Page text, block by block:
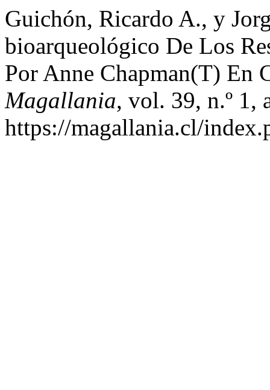
Guichón, Ricardo A., y
bioarqueológico De Los
Por Anne Chapman(T) En
Magallania, vol. 39, n.º 1,
https://magallania.cl/